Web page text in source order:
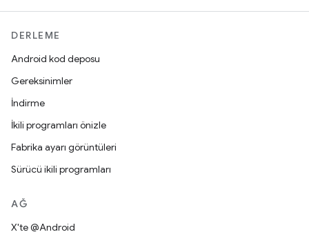
DERLEME
Android kod deposu
Gereksinimler
İndirme
İkili programları önizle
Fabrika ayarı görüntüleri
Sürücü ikili programları
AĞ
X'te @Android